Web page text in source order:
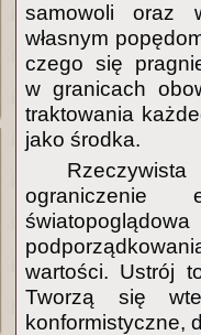
samowoli oraz
własnym
czego się
w granicach
traktowania
jako środka.
ograniczenie
wartości. Ustrój
Tworzą się
konformistyczne,